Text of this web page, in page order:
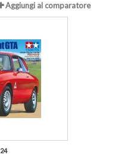
Aggiungi al comparatore